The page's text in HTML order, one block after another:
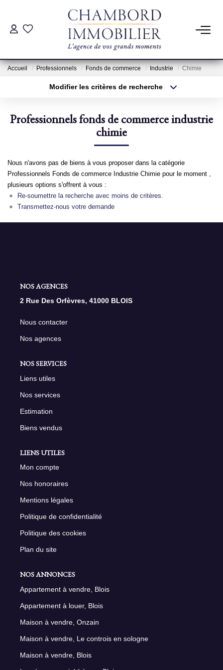
ACHAT
Pré-Estimation
GESTION
Nos Actualités
Accueil Professionnels Fonds de commerce Industrie Chimie
Modifier les critères de recherche
Type de bien
Surface min
Créer une alerte
Professionnels fonds de commerce industrie
chimie
Nous n'avons pas de biens à vous proposer dans la catégorie
Professionnels Fonds de commerce Industrie Chimie pour le moment ,
plusieurs options s'offrent à vous :
Re-soumettre la recherche avec moins de critères.
Transmettez-nous votre demande
NOS AGENCES
2 Rue Des Orfèvres, 41000 BLOIS
Nous contacter
Nos agences
NOS SERVICES
Liens utiles
Nos services
Estimation
Biens vendus
LIENS UTILES
Mon compte
Nos honoraires
Mentions légales
Politique de confidentialité
Politique des cookies
Plan du site
NOS ANNONCES
Appartement à vendre, Blois
Appartement à louer, Blois
Maison à vendre, Onzain
Maison à vendre, Le controis en sologne
Maison à vendre, Blois